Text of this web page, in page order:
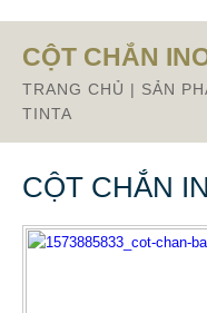
CỘT CHẮN
TRANG CHỦ | SẢN
TINTA
CỘT CHẮN